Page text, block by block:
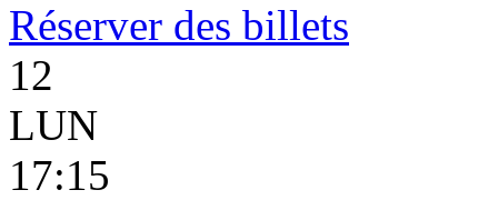
Réserver des billets
12
LUN
17:15